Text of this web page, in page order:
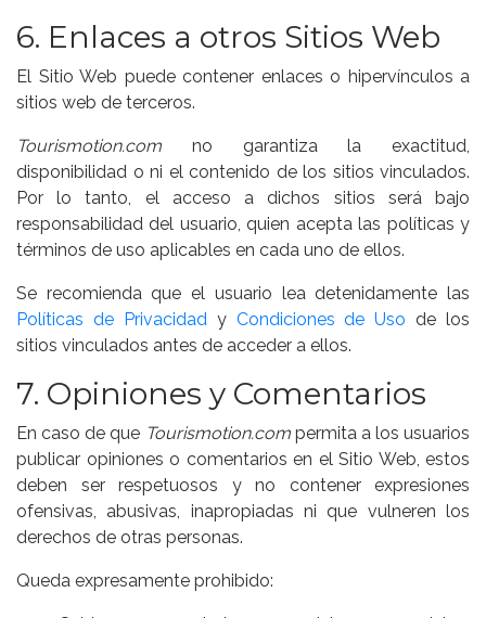
6. Enlaces a otros Sitios Web
El Sitio Web puede contener enlaces o hipervínculos a
sitios web de terceros.
Tourismotion.com no garantiza la exactitud,
disponibilidad o ni el contenido de los sitios vinculados.
Por lo tanto, el acceso a dichos sitios será bajo
responsabilidad del usuario, quien acepta las políticas y
términos de uso aplicables en cada uno de ellos.
Se recomienda que el usuario lea detenidamente las
Políticas de Privacidad y Condiciones de Uso de los
sitios vinculados antes de acceder a ellos.
7. Opiniones y Comentarios
En caso de que Tourismotion.compermita a los usuarios
publicar opiniones o comentarios en el Sitio Web, estos
deben ser respetuosos y no contener expresiones
ofensivas, abusivas, inapropiadas ni que vulneren los
derechos de otras personas.
Queda expresamente prohibido: